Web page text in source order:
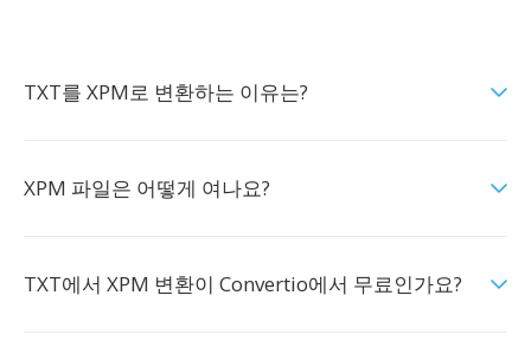
TXT를 XPM로 변환하는 이유는?
XPM 파일은 어떻게 여나요?
TXT에서 XPM 변환이 Convertio에서 무료인가요?